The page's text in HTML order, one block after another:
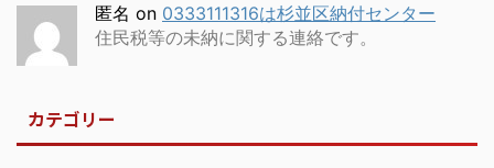
匿名 on 0333111316は杉並区納付センター
住民税等の未納に関する連絡です。
カテゴリー